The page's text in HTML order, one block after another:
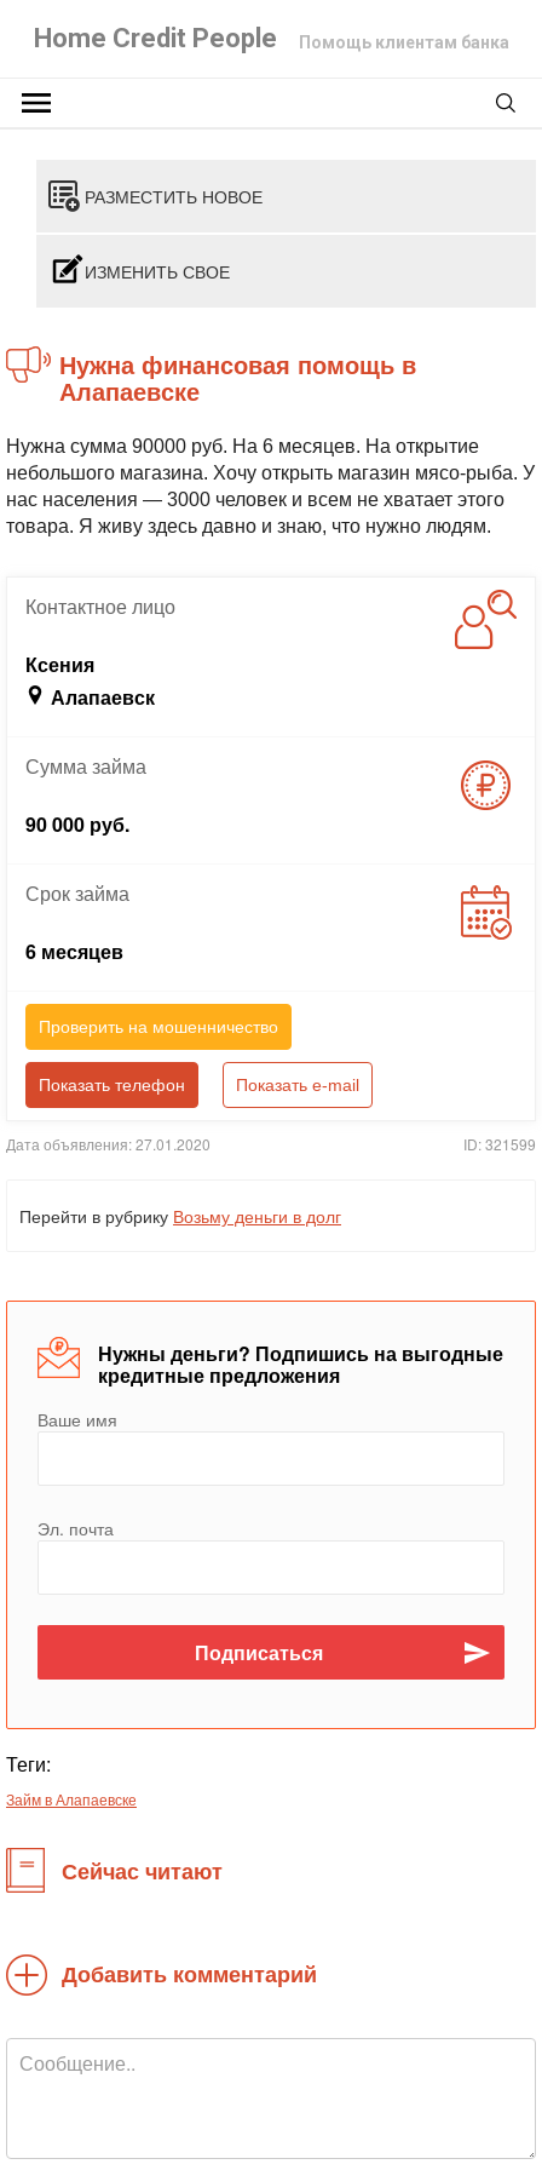
Home Credit People Помощь клиентам банка
РАЗМЕСТИТЬ НОВОЕ
ИЗМЕНИТЬ СВОЕ
Нужна финансовая помощь в
Алапаевске
Нужна сумма 90000 руб. На 6 месяцев. На открытие
небольшого магазина. Хочу открыть магазин мясо-рыба. У
нас населения — 3000 человек и всем не хватает этого
товара. Я живу здесь давно и знаю, что нужно людям.
Контактноелицо
Ксения
Алапаевск
Суммазайма
90 000 руб.
Срокзайма
6 месяцев
Проверить на мошенничество
Показать телефон Показать e-mail
Дата объявления: 27.01.2020 ID: 321599
Перейти в рубрику Возьму деньги в долг
Нужны деньги? Подпишись на выгодные
кредитные предложения
Ваше имя
Эл. почта
Теги:
Займ в Алапаевске
Сейчас читают
Добавить комментарий